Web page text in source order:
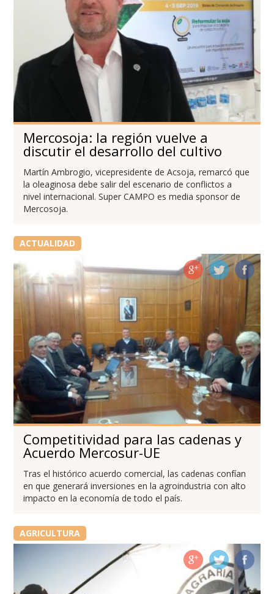
Mercosoja: la región vuelve a
discutir el desarrollo del cultivo
Martín Ambrogio, vicepresidente de Acsoja, remarcó que
la oleaginosa debe salir del escenario de conflictos a
nivel internacional. Super CAMPO es media sponsor de
Mercosoja.
ACTUALIDAD
Competitividad para las cadenas y
Acuerdo Mercosur-UE
Tras el histórico acuerdo comercial, las cadenas confían
en que generará inversiones en la agroindustria con alto
impacto en la economía de todo el país.
AGRICULTURA